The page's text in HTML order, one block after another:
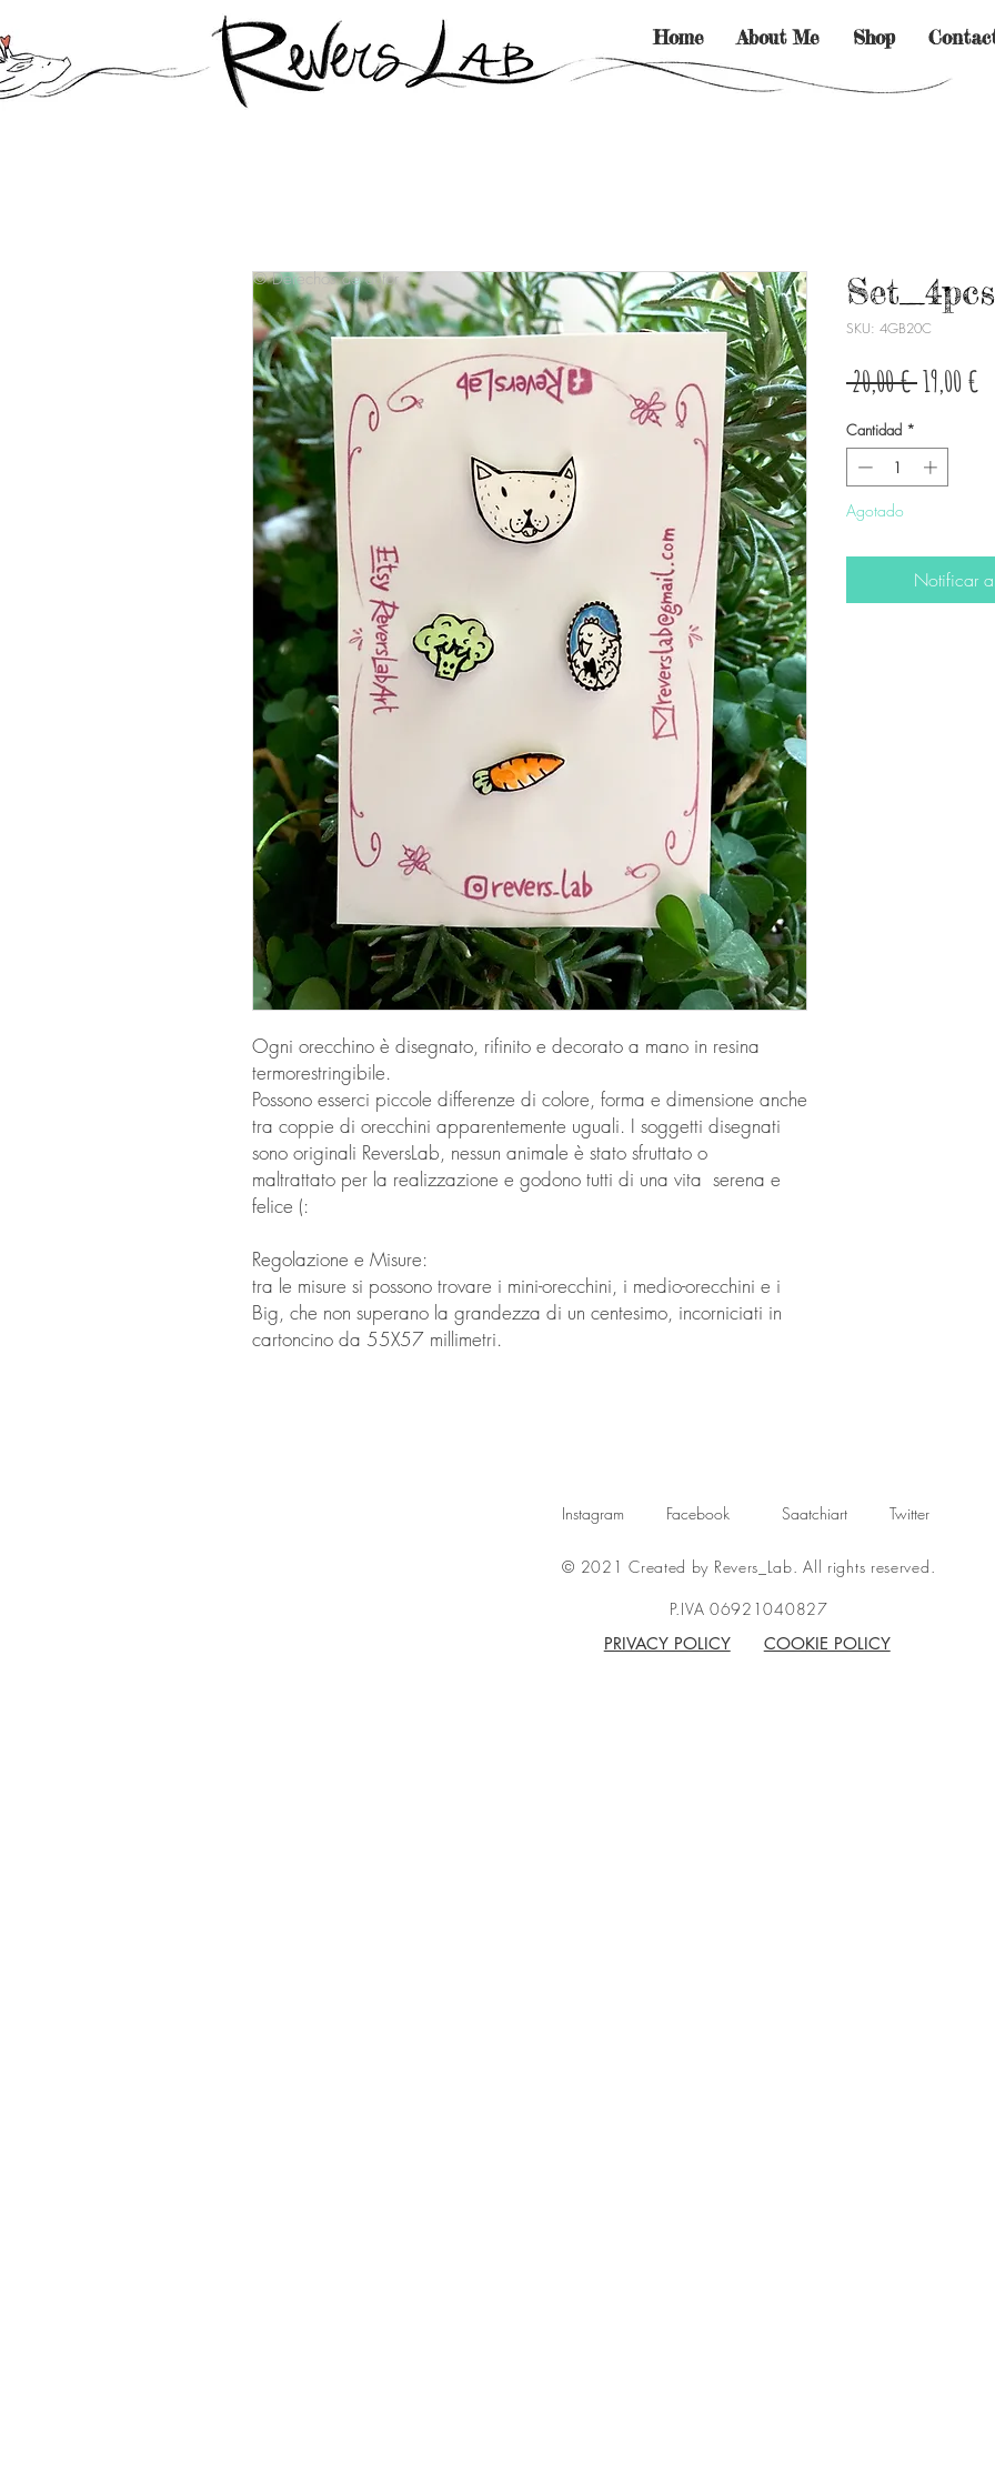
Home About Me Shop
Ogni orecchino è disegnato, rifinito e decorato a mano in resina
termorestringibile.
Possono esserci piccole differenze di colore, forma e dimensione anche
tra coppie di orecchini apparentemente uguali. I soggetti disegnati
sono originali ReversLab, nessun animale è stato sfruttato o
maltrattato per la realizzazione e godono tutti di una vita serena e
felice (:
Regolazione e Misure:
tra le misure si possono trovare i mini-orecchini, i medio-orecchini e i
Big, che non superano la grandezza di un centesimo, incorniciati in
cartoncino da 55X57 millimetri.
SKU: 4GB20C
20,00 € Precio
19,00 €
Cantidad *
Agotado
Notificar
© Derechos de autor
Instagram Facebook Saatchiart Twitter
© 2021 Created by Revers_Lab. All rights reserved.
P.IVA 06921040827
PRIVACY POLICY
COOKIE POLICY